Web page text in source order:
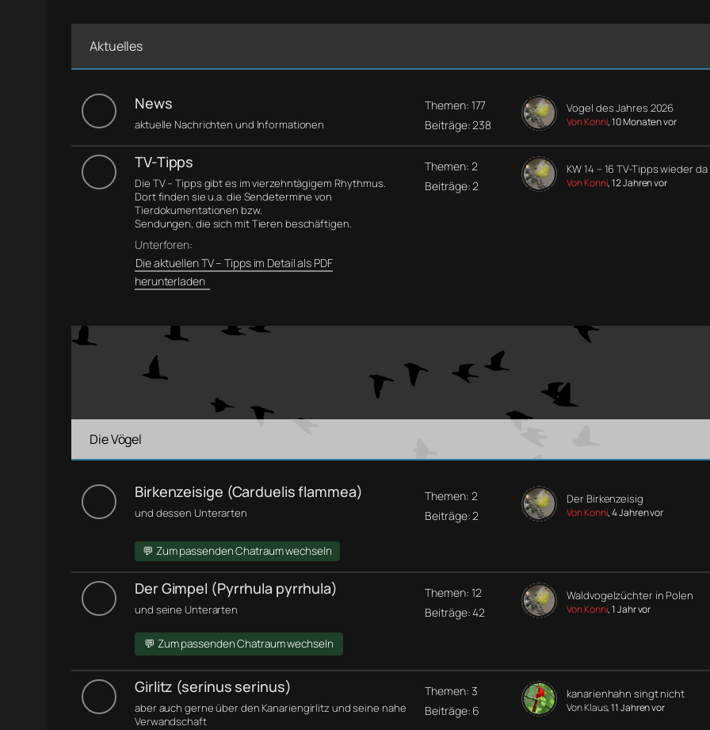
Aktuelles
News
aktuelle Nachrichten und Informationen
Themen: 177
Beiträge: 238
Vogel des Jahres 2026
Von Konni, 10 Monaten vor
TV-Tipps
Die TV – Tipps gibt es im vierzehntägigem Rhythmus.
Dort finden sie u.a. die Sendetermine von
Tierdokumentationen bzw.
Sendungen, die sich mit Tieren beschäftigen.
Unterforen:
Die aktuellen TV – Tipps im Detail als PDF
herunterladen
Themen: 2
Beiträge: 2
KW 14 – 16 TV-Tipps wieder da
Von Konni, 12 Jahren vor
Die Vögel
Birkenzeisige (Carduelis flammea)
und dessen Unterarten
💬 Zum passenden Chatraum wechseln
Themen: 2
Beiträge: 2
Der Birkenzeisig
Von Konni, 4 Jahren vor
Der Gimpel (Pyrrhula pyrrhula)
und seine Unterarten
💬 Zum passenden Chatraum wechseln
Themen: 12
Beiträge: 42
Waldvogelzüchter in Polen
Von Konni, 1 Jahr vor
Girlitz (serinus serinus)
aber auch gerne über den Kanariengirlitz und seine nahe
Verwandschaft
Themen: 3
Beiträge: 6
kanarienhahn singt nicht
Von Klaus, 11 Jahren vor